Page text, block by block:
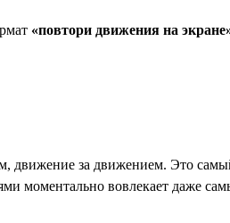
«повтори движения на
движение за движением. Это
моментально вовлекает даже